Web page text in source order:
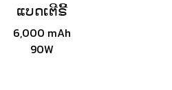
ແບດເຕີຣີ້
6,000 mAh
90W